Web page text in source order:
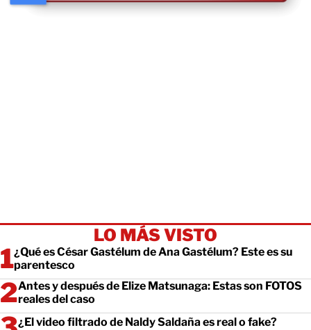
LO MÁS VISTO
¿Qué es César Gastélum de Ana Gastélum? Este es su
parentesco
Antes y después de Elize Matsunaga: Estas son FOTOS
reales del caso
¿El video filtrado de Naldy Saldaña es real o fake?